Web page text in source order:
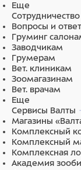
Без красителей
Состав
Состав:
(свиной,
мясные белки,
E, C, B1, B2, B4,
Еще
Сотрудничество
Вопросы и
Груминг
Заводчикам
Грумерам
Вет. клиникам
Зоомагазинам
Вет. врачам
Еще
Сервисы Валты
Магазины
Комплексный
Комплексный
Комплексная
Академия